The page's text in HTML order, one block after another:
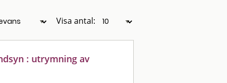
Visa antal:
: utrymning av